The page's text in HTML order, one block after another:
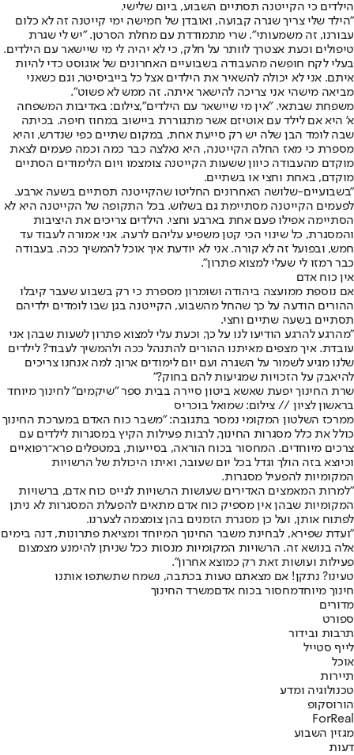
הילדים כי הקייטנה תסתיים השבוע, ביום שלישי.
"הילד שלי צריך שגרה קבועה, ואובדן של חמישה ימי קייטנה זה לא כלום
עבורנו, זה משמעותי". שרי מתמודדת עם מחלת הסרטן. "יש לי שגרת
טיפולים וכעת אצטרך לוותר על חלק, כי לא יהיה לי מי שיישאר עם הילדים.
בעלי לקח חופשה מהעבודה בשבועיים האחרונים של אוגוסט כדי להיות
איתם. אני לא יכולה להשאיר את הילדים אצל כל בייביסיטר, וגם כשאני
מביאה מישהי אני צריכה להישאר איתה. זה ממש לא פשוט".
משפחת שבתאי. "אין מי שיישאר עם הילדים",צילום: באדיבות המשפחה
א' היא אם לילד עם אוטיזם אשר מתגוררת ביישוב במחוז חיפה. בכיתה
שבה לומד הבן שלה יש רק סייעת אחת, במקום שתיים כפי שנדרש, והיא
מספרת כי מאז החלה הקייטנה, היא נאלצה כבר כמה וכמה פעמים לצאת
מוקדם מהעבודה כיוון ששעות הקייטנה צומצמו ויום הלימודים הסתיים
מוקדם, באחת וחצי או בשתיים.
"בשבועיים-שלושה האחרונים החליטו שהקייטנה תסתיים בשעה ארבע.
לפעמים הקייטנה מסתיימת גם בשלוש. בכל התקופה של הקייטנה היא לא
הסתיימה אפילו פעם אחת בארבע וחצי. הילדים צריכים את היציבות
והמסגרת, כל שינוי הכי קטן משפיע עליהם לרעה. אני אמורה לעבוד עד
חמש, ובפועל זה לא קורה. אני לא יודעת איך אוכל להמשיך ככה. בעבודה
כבר רמזו לי שעלי למצוא פתרון".
אין כוח אדם
אם נוספת ממועצה ביהודה ושומרון מספרת כי רק בשבוע שעבר קיבלו
ההורים הודעה על כך שהחל מהשבוע, הקייטנה בגן שבו לומדים ילדיהם
תסתיים בשעה שתיים וחצי.
"מהרגע להרגע הודיעו לנו על כך, וכעת עלי למצוא פתרון לשעות שבהן אני
עובדת. איך מצפים מאיתנו ההורים להתנהל ככה ולהמשיך לעבוד? לילדים
שלנו מגיע לשמור על השגרה ועם יום לימודים ארוך. למה אנחנו צריכים
להיאבק על הזכויות שמגיעות להם בחוק?"
שרת החינוך יפעת שאשא ביטון סיירה בבית ספר "שיקמים" לחינוך מיוחד
בראשון לציון // צילום: שמואל בוכריס
ממרכז השלטון המקומי נמסר בתגובה: "משבר כוח האדם במערכת החינוך
כולל את כלל מסגרות החינוך, לרבות פעילות הקיץ במסגרות לילדים עם
צרכים מיוחדים. המחסור בכוח הוראה, בסייעות, במטפלים פרא־רפואיים
וכיוצא בזה הולך וגדל בכל יום שעובר, ואיתו היכולת של הרשויות
המקומיות להפעיל מסגרות.
"למרות המאמצים האדירים שעושות הרשויות לגייס כוח אדם, ברשויות
המקומיות שבהן אין מספיק כוח אדם מתאים להפעלת המסגרות לא ניתן
לפתוח אותן, ועל כן מסגרת הזמנים בהן צומצמה לצערנו.
"ועדת שפירא, לבחינת משבר החינוך המיוחד ומציאת פתרונות, דנה בימים
אלה בנושא זה. הרשויות המקומיות מנסות ככל שניתן להימנע מצמצום
פעילות ועושות זאת רק כמוצא אחרון".
טעינו? נתקן! אם מצאתם טעות בכתבה, נשמח שתשתפו אותנו
חינוך מיוחדמחסור בכוח אדםמשרד החינוך
מדורים
ספורט
תרבות ובידור
לייף סטייל
אוכל
תיירות
טכנולוגיה ומדע
הורוסקופ
ForReal
מגזין השבוע
דעות